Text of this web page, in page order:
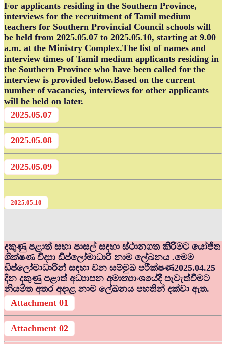
For applicants residing in the Southern Province,
interviews for the recruitment of Tamil medium
teachers for Southern Provincial Council schools will
be held from 2025.05.07 to 2025.05.10, starting at 9.00
a.m. at the Ministry Complex.The list of names and
interview times of Tamil medium applicants residing in
the Southern Province who have been called for the
interview is provided below.Based on the current
number of vacancies, interviews for other applicants
will be held on later.
2025.05.07
2025.05.08
2025.05.09
2025.05.10
දකුණු පළාත් සභා පාසල් සඳහා ස්ථානගත කිරීමට යෝජිත
ශික්ෂණ විද්‍යා ඩිප්ලෝමාධාරී නාම ලේඛනය .මෙම
ඩිප්ලෝමාධාරීන් සඳහා වන සම්මුඛ පරීක්ෂණ2025.04.25
දින දකුණු පළාත් අධ්‍යාපන අමාත්‍යාංශයේදී පැවැත්වීමට
නියමිත අතර අදාළ නාම ලේඛනය පහතින් දක්වා ඇත.
Attachment 01
Attachment 02